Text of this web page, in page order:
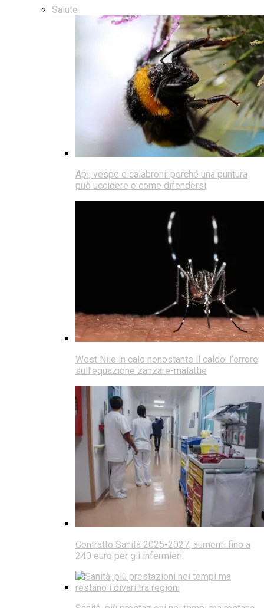
Salute
Api, vespe e calabroni: perché una puntura
può uccidere e come difendersi
West Nile in calo nonostante il caldo: l’errore
sull’equazione zanzare-malattie
Contratto Sanità 2025-2027, aumenti fino a
240 euro per gli infermieri